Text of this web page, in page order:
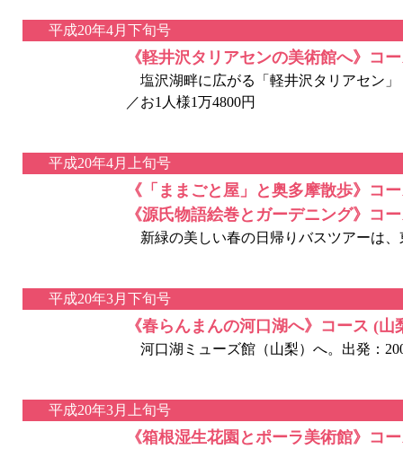
平成20年4月下旬号
《軽井沢タリアセンの美術館へ》コ
塩沢湖畔に広がる「軽井沢タリアセン」
／お1人様1万4800円
平成20年4月上旬号
《「ままごと屋」と奥多摩散歩》コ
《源氏物語絵巻とガーデニング》コ
新緑の美しい春の日帰りバスツアーは、
平成20年3月下旬号
《春らんまんの河口湖へ》コース (山
河口湖ミューズ館（山梨）へ。出発：
平成20年3月上旬号
《箱根湿生花園とポーラ美術館》コ